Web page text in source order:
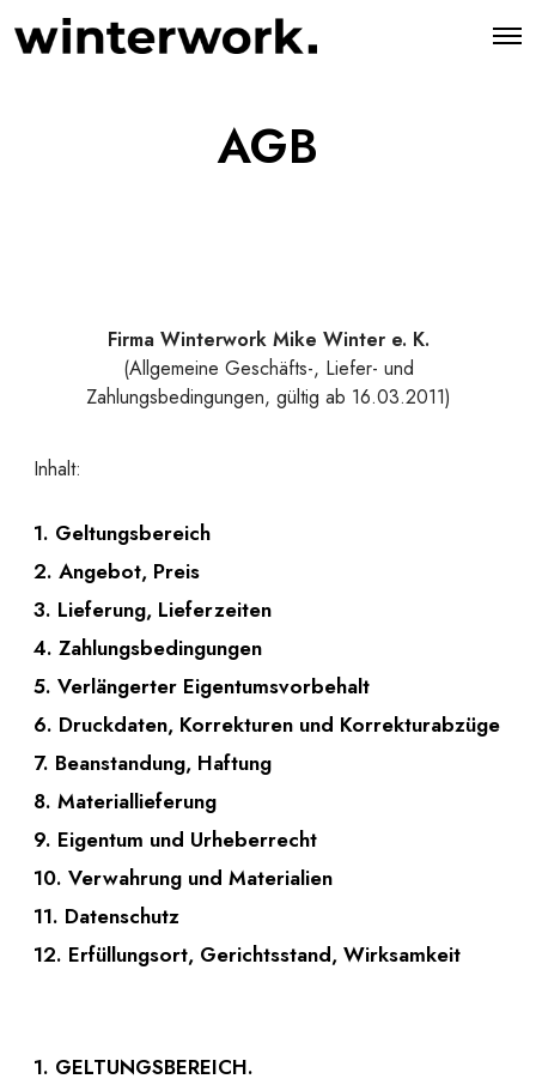
AGB
Firma Winterwork Mike Winter e. K.
(Allgemeine Geschäfts-, Liefer- und
Zahlungsbedingungen, gültig ab 16.03.2011)
Inhalt:
1. Geltungsbereich
2. Angebot, Preis
3. Lieferung, Lieferzeiten
4. Zahlungsbedingungen
5. Verlängerter Eigentumsvorbehalt
6. Druckdaten, Korrekturen und Korrekturabzüge
7. Beanstandung, Haftung
8. Materiallieferung
9. Eigentum und Urheberrecht
10. Verwahrung und Materialien
11. Datenschutz
12. Erfüllungsort, Gerichtsstand, Wirksamkeit
1. GELTUNGSBEREICH.